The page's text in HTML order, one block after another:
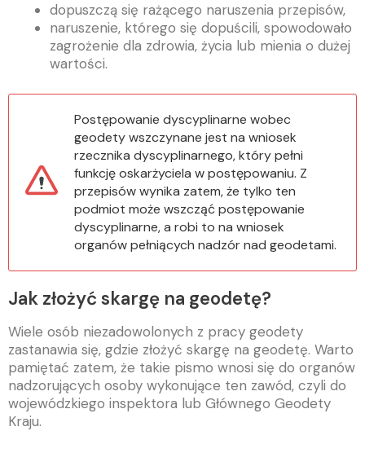
dopuszczą się rażącego naruszenia przepisów,
naruszenie, którego się dopuścili, spowodowało
zagrożenie dla zdrowia, życia lub mienia o dużej
wartości.
Postępowanie dyscyplinarne wobec
geodety wszczynane jest na wniosek
rzecznika dyscyplinarnego, który pełni
funkcję oskarżyciela w postępowaniu. Z
przepisów wynika zatem, że tylko ten
podmiot może wszcząć postępowanie
dyscyplinarne, a robi to na wniosek
organów pełniących nadzór nad geodetami.
Jak złożyć skargę na geodetę?
Wiele osób niezadowolonych z pracy geodety
zastanawia się, gdzie złożyć skargę na geodetę. Warto
pamiętać zatem, że takie pismo wnosi się do organów
nadzorujących osoby wykonujące ten zawód, czyli do
wojewódzkiego inspektora lub Głównego Geodety
Kraju.